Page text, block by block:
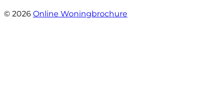
© 2026 Online Woningbrochure